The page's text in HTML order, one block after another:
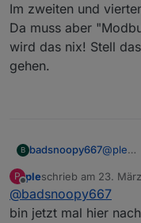
Im zweiten und
Da muss aber
wird das nix! Stell
gehen.
B badsnoopy667@ple
stehen
mal
P
Offline
pleschrieb am 23.
zuletzt editiert von
@badsnoopy667
bin jetzt mal hier